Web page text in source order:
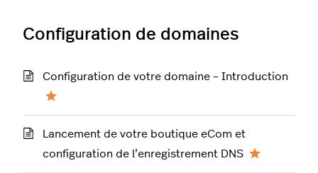
Configuration de domaines
Configuration de votre domaine – Introduction
Lancement de votre boutique eCom et
configuration de l’enregistrement DNS